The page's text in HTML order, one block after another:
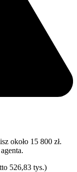
około 15 800 zł.
526,83 tys.)